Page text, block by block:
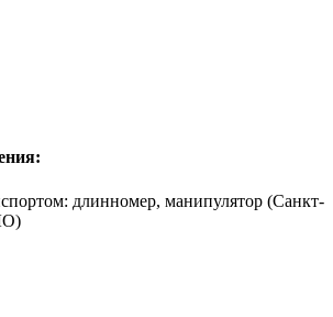
длинномер, манипулятор (Санкт-